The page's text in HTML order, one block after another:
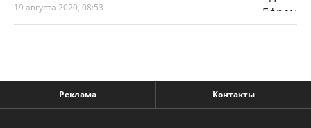
19 августа 2020, 08:53
Реклама Контакты